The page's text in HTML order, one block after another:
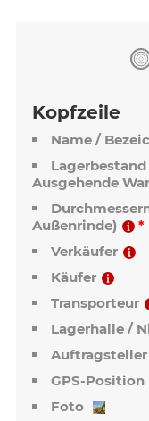
Kopfzeile
Name /
Ausgehende
Außenrinde)
Verkäufer
Käufer
Transporteur
Lagerhalle /
Auftragsteller
GPS-Position
Foto